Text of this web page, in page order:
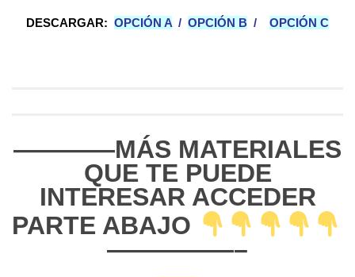
DESCARGAR: OPCIÓN A / OPCIÓN B / OPCIÓN C
————MÁS MATERIALES
QUE TE PUEDE
INTERESAR ACCEDER
PARTE ABAJO
—————–